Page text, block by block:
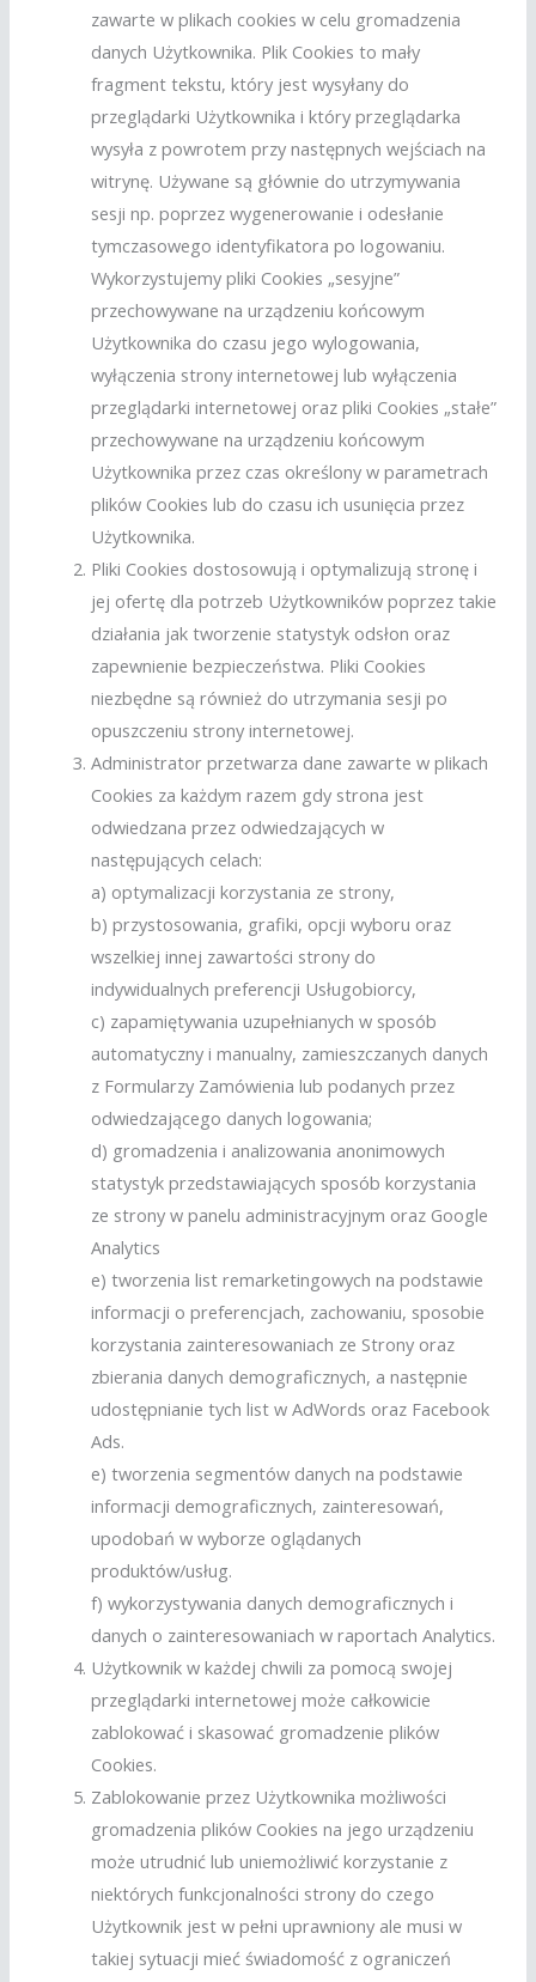
zawarte w plikach cookies w celu gromadzenia
danych Użytkownika. Plik Cookies to mały
fragment tekstu, który jest wysyłany do
przeglądarki Użytkownika i który przeglądarka
wysyła z powrotem przy następnych wejściach na
witrynę. Używane są głównie do utrzymywania
sesji np. poprzez wygenerowanie i odesłanie
tymczasowego identyfikatora po logowaniu.
Wykorzystujemy pliki Cookies „sesyjne”
przechowywane na urządzeniu końcowym
Użytkownika do czasu jego wylogowania,
wyłączenia strony internetowej lub wyłączenia
przeglądarki internetowej oraz pliki Cookies „stałe”
przechowywane na urządzeniu końcowym
Użytkownika przez czas określony w parametrach
plików Cookies lub do czasu ich usunięcia przez
Użytkownika.
Pliki Cookies dostosowują i optymalizują stronę i
jej ofertę dla potrzeb Użytkowników poprzez takie
działania jak tworzenie statystyk odsłon oraz
zapewnienie bezpieczeństwa. Pliki Cookies
niezbędne są również do utrzymania sesji po
opuszczeniu strony internetowej.
Administrator przetwarza dane zawarte w plikach
Cookies za każdym razem gdy strona jest
odwiedzana przez odwiedzających w
następujących celach:
a) optymalizacji korzystania ze strony,
b) przystosowania, grafiki, opcji wyboru oraz
wszelkiej innej zawartości strony do
indywidualnych preferencji Usługobiorcy,
c) zapamiętywania uzupełnianych w sposób
automatyczny i manualny, zamieszczanych danych
z Formularzy Zamówienia lub podanych przez
odwiedzającego danych logowania;
d) gromadzenia i analizowania anonimowych
statystyk przedstawiających sposób korzystania
ze strony w panelu administracyjnym oraz Google
Analytics
e) tworzenia list remarketingowych na podstawie
informacji o preferencjach, zachowaniu, sposobie
korzystania zainteresowaniach ze Strony oraz
zbierania danych demograficznych, a następnie
udostępnianie tych list w AdWords oraz Facebook
Ads.
e) tworzenia segmentów danych na podstawie
informacji demograficznych, zainteresowań,
upodobań w wyborze oglądanych
produktów/usług.
f) wykorzystywania danych demograficznych i
danych o zainteresowaniach w raportach Analytics.
Użytkownik w każdej chwili za pomocą swojej
przeglądarki internetowej może całkowicie
zablokować i skasować gromadzenie plików
Cookies.
Zablokowanie przez Użytkownika możliwości
gromadzenia plików Cookies na jego urządzeniu
może utrudnić lub uniemożliwić korzystanie z
niektórych funkcjonalności strony do czego
Użytkownik jest w pełni uprawniony ale musi w
takiej sytuacji mieć świadomość z ograniczeń